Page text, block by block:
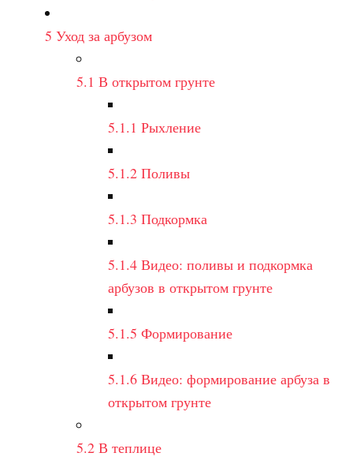
5 Уход за арбузом
5.1 В открытом грунте
5.1.1 Рыхление
5.1.2 Поливы
5.1.3 Подкормка
5.1.4 Видео: поливы и подкормка
арбузов в открытом грунте
5.1.5 Формирование
5.1.6 Видео: формирование арбуза в
открытом грунте
5.2 В теплице